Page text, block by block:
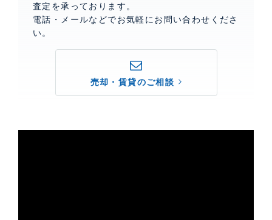
査定を承っております。
電話・メールなどでお気軽にお問い合わせくださ
い。
売却・賃貸のご相談